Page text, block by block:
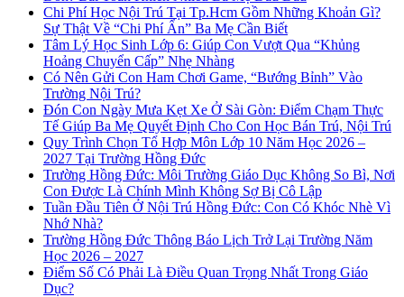
Chi Phí Học Nội Trú Tại Tp.Hcm Gồm Những Khoản Gì?
Sự Thật Về “Chi Phí Ẩn” Ba Mẹ Cần Biết
Tâm Lý Học Sinh Lớp 6: Giúp Con Vượt Qua “Khủng
Hoảng Chuyển Cấp” Nhẹ Nhàng
Có Nên Gửi Con Ham Chơi Game, “Bướng Bỉnh” Vào
Trường Nội Trú?
Đón Con Ngày Mưa Kẹt Xe Ở Sài Gòn: Điểm Chạm Thực
Tế Giúp Ba Mẹ Quyết Định Cho Con Học Bán Trú, Nội Trú
Quy Trình Chọn Tổ Hợp Môn Lớp 10 Năm Học 2026 –
2027 Tại Trường Hồng Đức
Trường Hồng Đức: Môi Trường Giáo Dục Không So Bì, Nơi
Con Được Là Chính Mình Không Sợ Bị Cô Lập
Tuần Đầu Tiên Ở Nội Trú Hồng Đức: Con Có Khóc Nhè Vì
Nhớ Nhà?
Trường Hồng Đức Thông Báo Lịch Trở Lại Trường Năm
Học 2026 – 2027
Điểm Số Có Phải Là Điều Quan Trọng Nhất Trong Giáo
Dục?